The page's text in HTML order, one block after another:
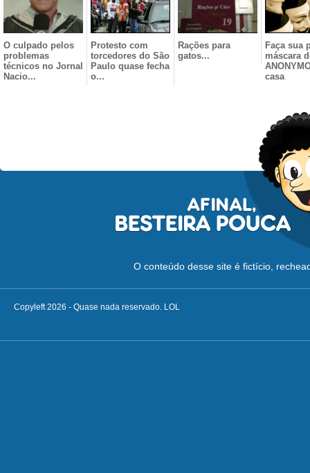
O culpado pelos
problemas
técnicos no Jornal
Nacio...
Protesto com
torcedores do São
Paulo quase fecha
o...
Rações para
gatos...
Faça sua
máscara
casa
O conteúdo desse site é fictício,
Copyleft 2026 - Quase nada reservado. LOL